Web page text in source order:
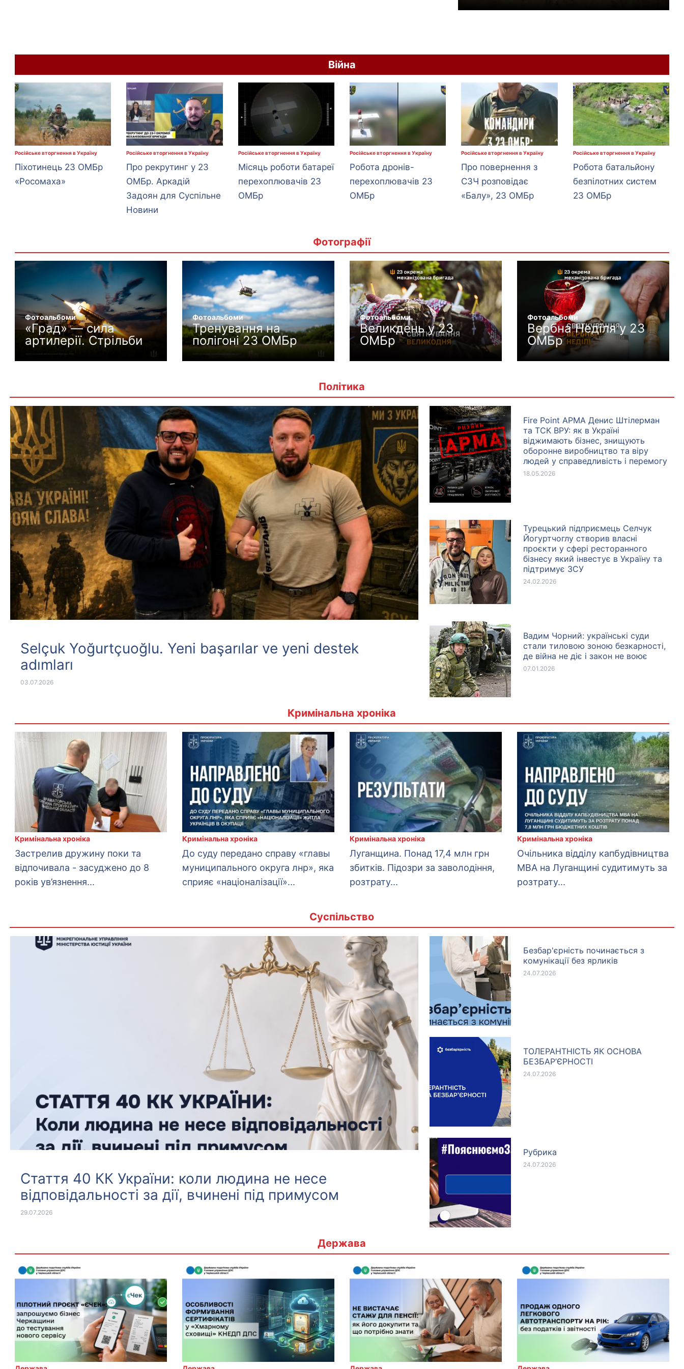
Війна
Російське вторгнення в Україну
Піхотинець 23 ОМБр
«Росомаха»
Російське вторгнення в Україну
Про рекрутинг у 23
ОМБр. Аркадій
Задоян для Суспільне
Новини
Російське вторгнення в Україну
Місяць роботи батареї
перехоплювачів 23
ОМБр
Російське вторгнення в Україну
Робота дронів-
перехоплювачів 23
ОМБр
Російське вторгнення в Україну
Про повернення з
СЗЧ розповідає
«Балу», 23 ОМБр
Російське вторгнення в Україну
Робота батальйону
безпілотних систем
23 ОМБр
Фотографії
Фотоальбоми
«Град» — сила
артилерії. Стрільби
Фотоальбоми
Тренування на
полігоні 23 ОМБр
Фотоальбоми
Великдень у 23
ОМБр
Фотоальбоми
Вербна Неділя у 23
ОМБр
Політика
Selçuk Yoğurtçuoğlu. Yeni başarılar ve yeni destek
adımları
03.07.2026
Fire Point АРМА Денис Штілерман
та ТСК ВРУ: як в Україні
віджимають бізнес, знищують
оборонне виробництво та віру
людей у справедливість і перемогу
18.05.2026
Турецький підприємець Селчук
Йогуртчоглу створив власні
проєкти у сфері ресторанного
бізнесу який інвестує в Україну та
підтримує ЗСУ
24.02.2026
Вадим Чорний: українські суди
стали тиловою зоною безкарності,
де війна не діє і закон не воює
07.01.2026
Кримінальна хроніка
Кримінальна хроніка
Застрелив дружину поки та
відпочивала - засуджено до 8
років ув’язнення...
Кримінальна хроніка
До суду передано справу «главы
муниципального округа лнр», яка
сприяє «націоналізації»...
Кримінальна хроніка
Луганщина. Понад 17,4 млн грн
збитків. Підозри за заволодіння,
розтрату...
Кримінальна хроніка
Очільника відділу капбудівництва
МВА на Луганщині судитимуть за
розтрату...
Суспільство
Стаття 40 КК України: коли людина не несе
відповідальності за дії, вчинені під примусом
29.07.2026
Безбар'єрність починається з
комунікації без ярликів
24.07.2026
ТОЛЕРАНТНІСТЬ ЯК ОСНОВА
БЕЗБАР’ЄРНОСТІ
24.07.2026
Рубрика
24.07.2026
Держава